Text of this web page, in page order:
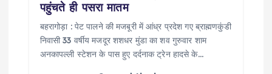
पहुंचते ही पसरा मातम
बहरागोड़ा : पेट पालने की मजबूरी में आंध्र प्रदेश गए ब्राह्मणकुंडी
निवासी 33 वर्षीय मजदूर शशधर मुंडा का शव गुरुवार शाम
अनकापल्ली स्टेशन के पास हुए दर्दनाक ट्रेन हादसे के…